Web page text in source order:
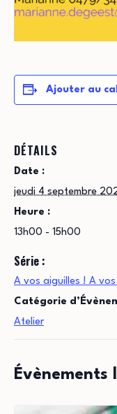
Ajouter au
DÉTAILS
Date :
jeudi 4 septembre
Heure :
13h00 - 15h00
Série :
A vos aiguilles ! A
Catégorie
Atelier
Évènements